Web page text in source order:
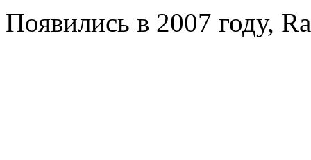
Появились в 2007 году,